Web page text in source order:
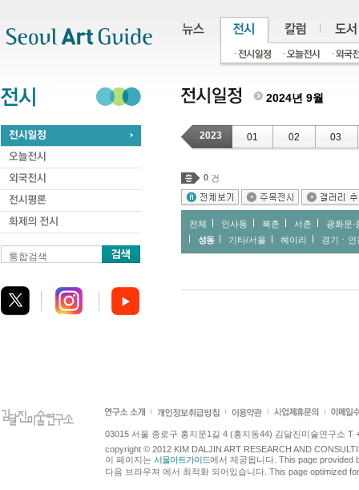
통합검색
2024년 9월
2023 01 02 03
0 건
전체 인사동 북촌 서촌
광화문∙
성동
기타/서울 헤이리 경기ㆍ인
03015 서울 종로구 홍지문1길 4 (홍지동44) 김달진미술연구소 T
copyright © 2012 KIM DALJIN ART RESEARCH AND
이 페이지는 서울아트가이드에서 제공됩니다. This page provided
다음 브라우져 에서 최적화 되어있습니다. This page optimized